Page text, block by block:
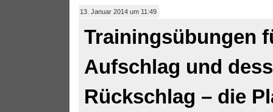
13. Januar 2014 um 11:49
Trainingsübungen
Aufschlag und
Rückschlag – die